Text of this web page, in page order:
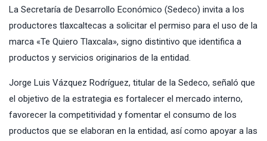
La Secretaría de Desarrollo Económico (Sedeco) invita a los
productores tlaxcaltecas a solicitar el permiso para el uso de la
marca «Te Quiero Tlaxcala», signo distintivo que identifica a
productos y servicios originarios de la entidad.
Jorge Luis Vázquez Rodríguez, titular de la Sedeco, señaló que
el objetivo de la estrategia es fortalecer el mercado interno,
favorecer la competitividad y fomentar el consumo de los
productos que se elaboran en la entidad, así como apoyar a las